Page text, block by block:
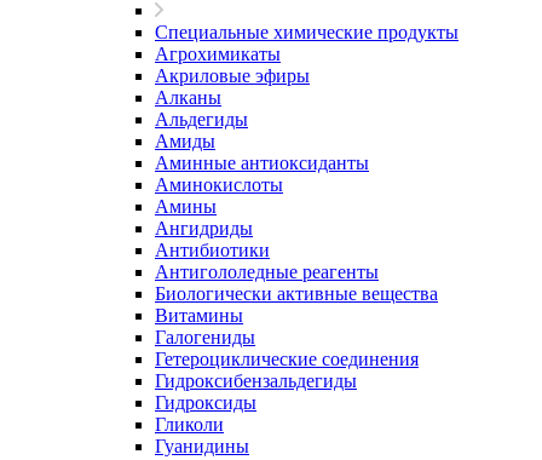
Специальные химические продукты
Агрохимикаты
Акриловые эфиры
Алканы
Альдегиды
Амиды
Аминные антиоксиданты
Аминокислоты
Амины
Ангидриды
Антибиотики
Антигололедные реагенты
Биологически активные вещества
Витамины
Галогениды
Гетероциклические соединения
Гидроксибензальдегиды
Гидроксиды
Гликоли
Гуанидины